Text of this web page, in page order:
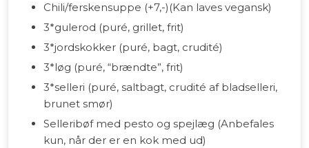
Chili/ferskensuppe (+7,-)(Kan laves vegansk)
3*gulerod (puré, grillet, frit)
3*jordskokker (puré, bagt, crudité)
3*løg (puré, “brændte”, frit)
3*selleri (puré, saltbagt, crudité af bladselleri,
brunet smør)
Selleribøf med pesto og spejlæg (Anbefales
kun, når der er en kok med ud)